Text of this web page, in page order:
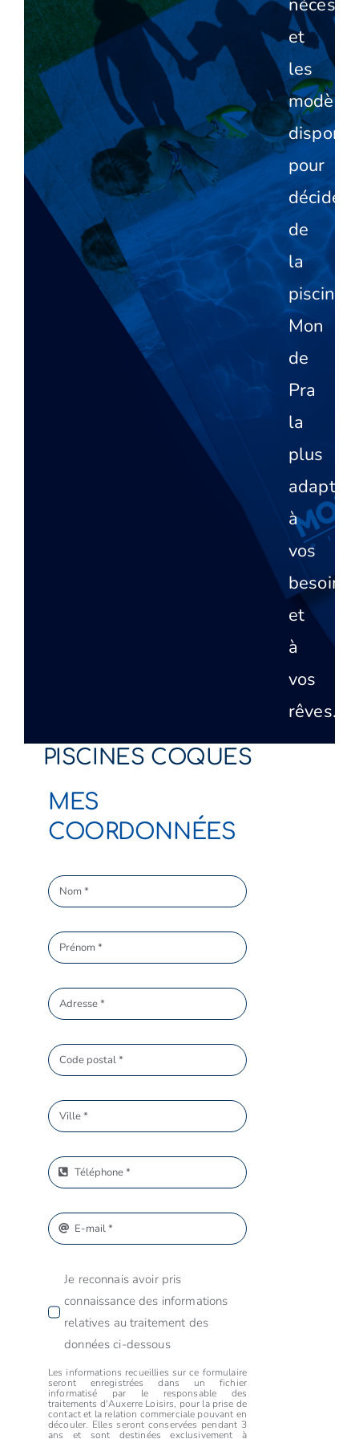
et
les
modèles
pour
décider
de
la
piscine
Mon
de
Pra
la
plus
adaptée
à
vos
besoins
et
à
vos
rêves.
PISCINES COQUES
MES
COORDONNÉES
Je reconnais avoir pris
connaissance des informations
relatives au traitement des
données ci-dessous
Les informations recueillies sur ce formulaire
seront enregistrées dans un fichier
informatisé par le responsable des
traitements d'Auxerre Loisirs, pour la prise de
contact et la relation commerciale pouvant en
découler. Elles seront conservées pendant 3
ans et sont destinées exclusivement à